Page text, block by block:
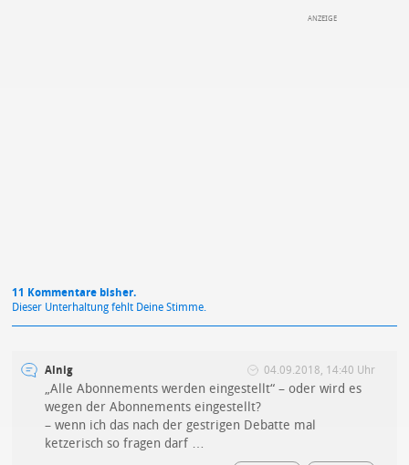
11 Kommentare bisher.
Dieser Unterhaltung fehlt Deine Stimme.
Alnig 04.09.2018, 14:40 Uhr
„Alle Abonnements werden eingestellt“ – oder wird es
wegen der Abonnements eingestellt?
– wenn ich das nach der gestrigen Debatte mal
ketzerisch so fragen darf …